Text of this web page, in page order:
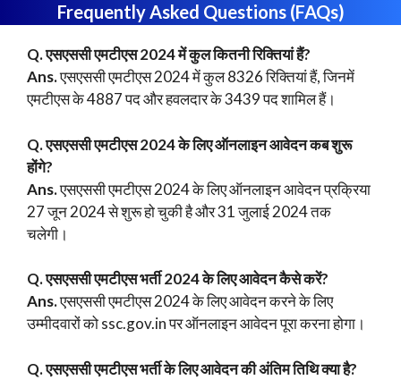
Frequently Asked Questions (FAQs)
Q. एसएससीएमटीएस2024 में कुल कितनी रिक्तियां हैं?
Ans.एसएससी एमटीएस 2024 में कुल 8326 रिक्तियां हैं, जिनमें
एमटीएस के 4887 पद और हवलदार के 3439 पद शामिल हैं।
Q. एसएससीएमटीएस2024 के लिए ऑनलाइन आवेदन कब शुरू
होंगे?
Ans.एसएससी एमटीएस 2024 के लिए ऑनलाइन आवेदन प्रक्रिया
27 जून 2024 से शुरू हो चुकी है और 31 जुलाई 2024 तक
चलेगी।
Q. एसएससीएमटीएसभर्ती 2024 के लिए आवेदन कैसे करें?
Ans.एसएससी एमटीएस 2024 के लिए आवेदन करने के लिए
उम्मीदवारों को ssc.gov.in पर ऑनलाइन आवेदन पूरा करना होगा।
Q. एसएससी एमटीएस भर्ती के लिए आवेदन की अंतिम तिथि क्या है?